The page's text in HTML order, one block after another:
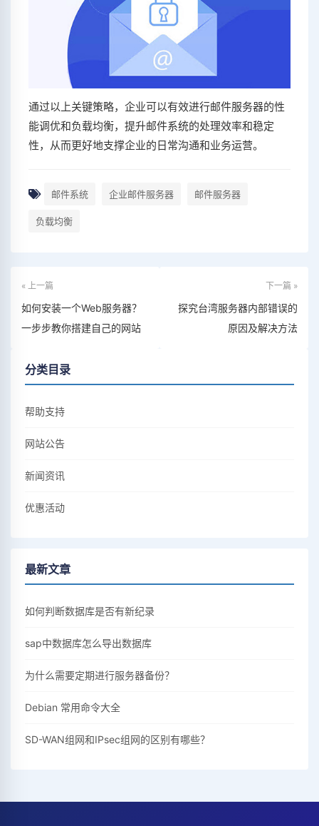
通过以上关键策略，企业可以有效进行邮件服务器的性
能调优和负载均衡，提升邮件系统的处理效率和稳定
性，从而更好地支撑企业的日常沟通和业务运营。
邮件系统 企业邮件服务器 邮件服务器
负载均衡
« 上一篇
如何安装一个Web服务器？
一步步教你搭建自己的网站
下一篇 »
探究台湾服务器内部错误的
原因及解决方法
分类目录
帮助支持
网站公告
新闻资讯
优惠活动
最新文章
如何判断数据库是否有新纪录
sap中数据库怎么导出数据库
为什么需要定期进行服务器备份？
Debian 常用命令大全
SD-WAN组网和IPsec组网的区别有哪些？